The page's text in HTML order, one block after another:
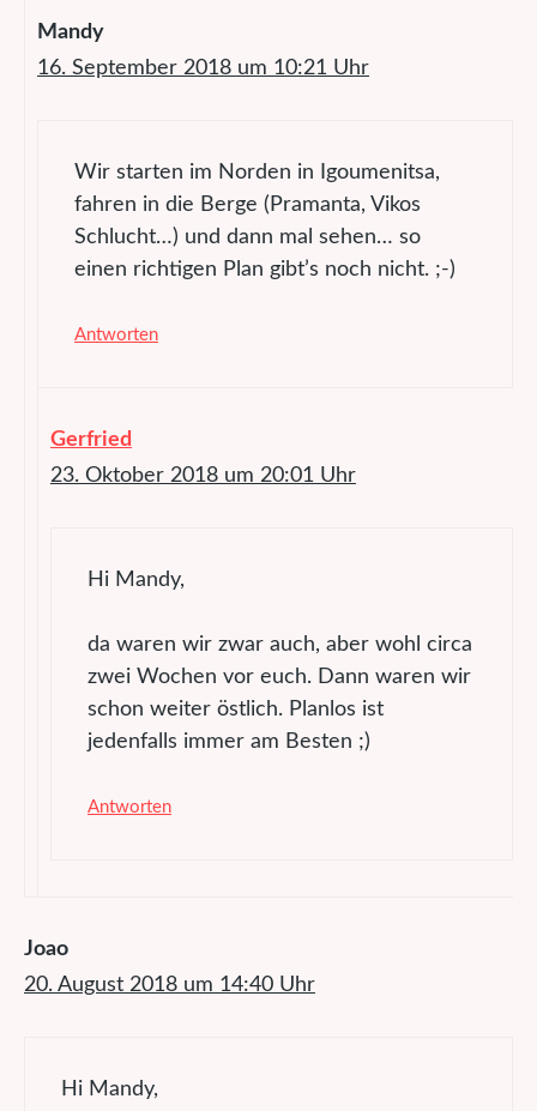
Mandy
16. September 2018 um 10:21 Uhr
Wir starten im Norden in Igoumenitsa,
fahren in die Berge (Pramanta, Vikos
Schlucht…) und dann mal sehen… so
einen richtigen Plan gibt’s noch nicht. ;-)
Antworten
Gerfried
23. Oktober 2018 um 20:01 Uhr
Hi Mandy,
da waren wir zwar auch, aber wohl circa
zwei Wochen vor euch. Dann waren wir
schon weiter östlich. Planlos ist
jedenfalls immer am Besten ;)
Antworten
Joao
20. August 2018 um 14:40 Uhr
Hi Mandy,